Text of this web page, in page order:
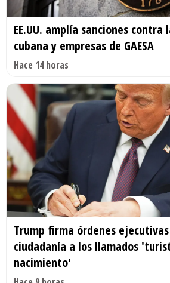
EE.UU. amplía sanciones
cubana y empresas de GAESA
Hace 14 horas
Trump firma órdenes
ciudadanía a los llamados
nacimiento'